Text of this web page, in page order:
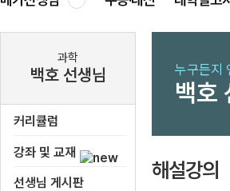
과학
백호 선생님
커리큘럼
강좌 및 교재
선생님 게시판
누구든지
백호
해설강의